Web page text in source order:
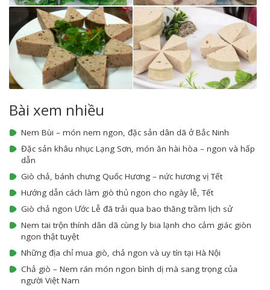
Bài xem nhiều
Nem Bùi – món nem ngon, đặc sản dân dã ở Bắc Ninh
Đặc sản khâu nhục Lạng Sơn, món ăn hài hòa – ngon và hấp
dẫn
Giò chả, bánh chưng Quốc Hương – nức hương vị Tết
Hướng dẫn cách làm giò thủ ngon cho ngày lễ, Tết
Giò chả ngon Ước Lễ đã trải qua bao thăng trầm lịch sử
Nem tai trộn thính dân dã cùng ly bia lạnh cho cảm giác giòn
ngon thật tuyệt
Những địa chỉ mua giò, chả ngon và uy tín tại Hà Nội
Chả giò – Nem rán món ngon bình dị mà sang trọng của
người Việt Nam